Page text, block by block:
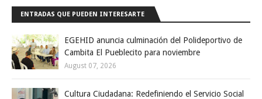
ENTRADAS QUE PUEDEN INTERESARTE
EGEHID anuncia culminación del Polideportivo de
Cambita El Pueblecito para noviembre
August 07, 2026
Cultura Ciudadana: Redefiniendo el Servicio Social